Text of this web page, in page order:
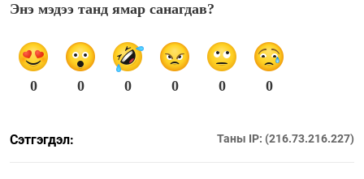
Энэ мэдээ танд ямар санагдав?
0 0 0 0 0 0
Сэтгэгдэл: Таны IP: (216.73.216.227)